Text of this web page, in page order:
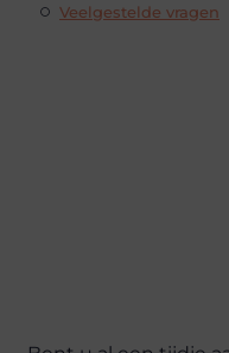
Veelgestelde vragen